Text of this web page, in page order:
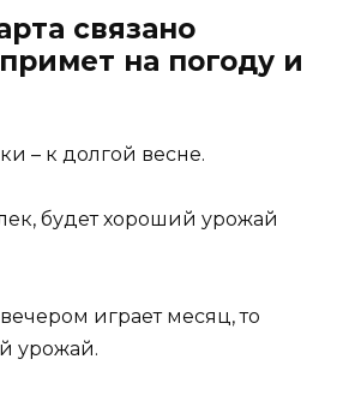
связано
на погоду и
– к долгой весне.
будет хороший урожай
играет месяц, то
урожай.